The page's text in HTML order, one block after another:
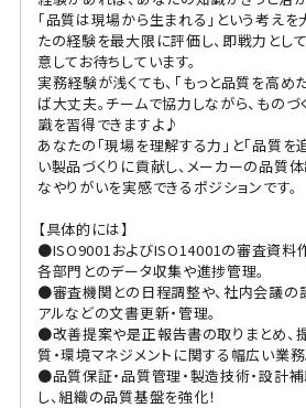
「品質は現場から生まれる」という考え
たの経験を最大限に評価し、即戦力とし
意してお待ちしています。
実務経験が浅くても、「もっと品質を高め
ば大丈夫。チームで協力しながら、もの
識を習得できますよ♪
あなたの「現場を理解する力」と「品質を
い製品づくりに貢献し、メーカーの品質
なやりがいを実感できるポジションです。
【具体的には】
●ISO9001およびISO14001の審査資料作
各部門とのデータ収集や進捗管理。
●審査機関との日程調整や、社内会議の
アルなどの文書更新・管理。
●改善提案や是正報告書の取りまとめ、
質・環境マネジメントに関する幅広い業務
●品質保証・品質管理・製造技術・設計
し、組織の品質基盤を強化！